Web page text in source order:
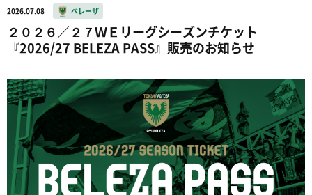
2026.07.08 ベレーザ
２０２６／２７ＷＥリーグシーズンチケット
『2026/27 BELEZA PASS』販売のお知らせ